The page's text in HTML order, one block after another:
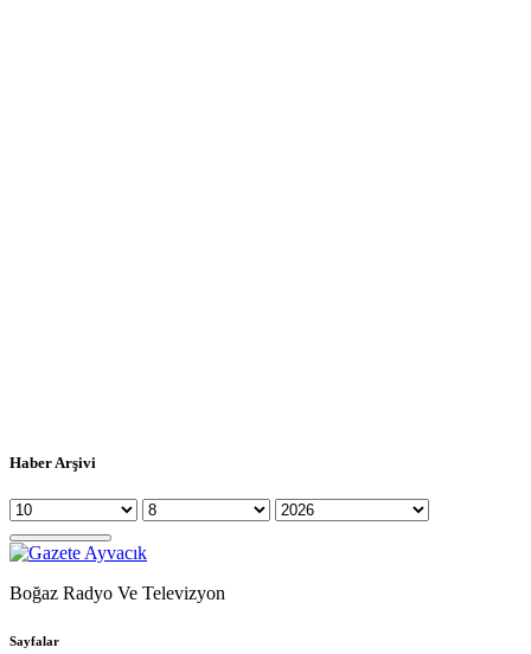
Haber Arşivi
Boğaz Radyo Ve Televizyon
Sayfalar